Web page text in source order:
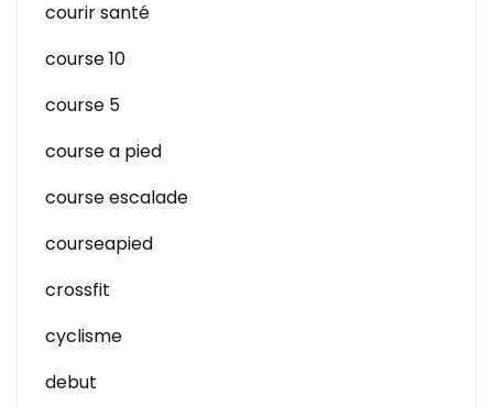
courir santé
course 10
course 5
course a pied
course escalade
courseapied
crossfit
cyclisme
debut